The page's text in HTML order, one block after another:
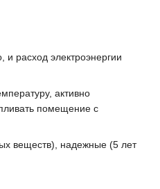
расход электроэнергии
активно
помещение с
веществ), надежные (5 лет